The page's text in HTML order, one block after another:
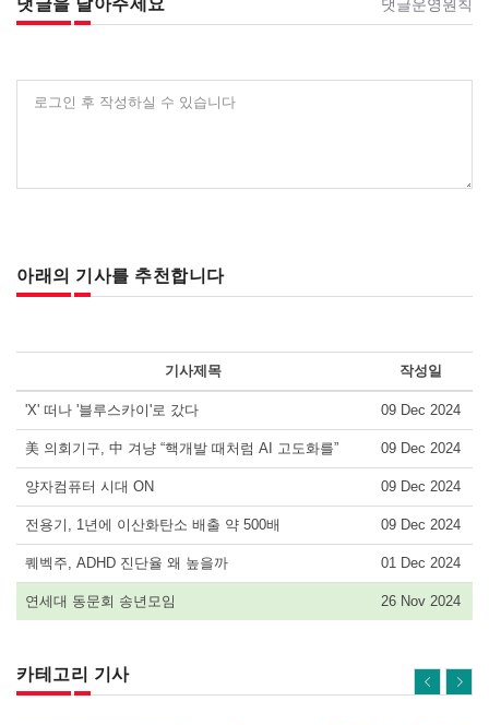
댓글운영원칙
로그인 후 작성하실 수 있습니다
아래의 기사를 추천합니다
기사제목 작성일
'X' 떠나 '블루스카이'로 갔다 09 Dec 2024
美 의회기구, 中 겨냥 “핵개발 때처럼 AI 고도화를” 09 Dec 2024
양자컴퓨터 시대 ON 09 Dec 2024
전용기, 1년에 이산화탄소 배출 약 500배 09 Dec 2024
퀘벡주, ADHD 진단율 왜 높을까 01 Dec 2024
연세대 동문회 송년모임 26 Nov 2024
카테고리 기사